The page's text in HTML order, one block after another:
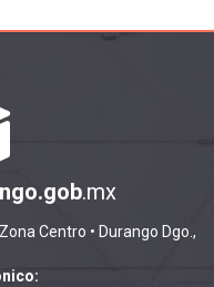
.mx
Centro • Durango Dgo.,